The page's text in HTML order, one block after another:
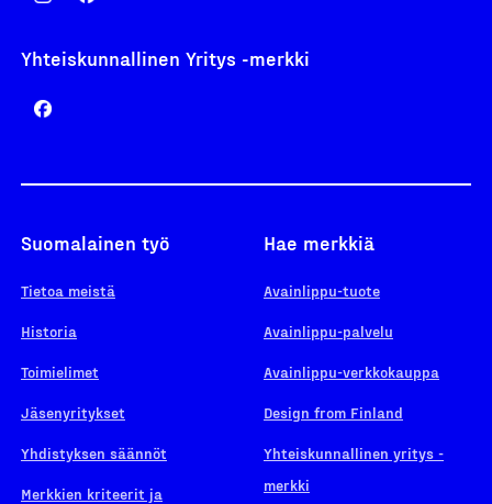
Yhteiskunnallinen Yritys -merkki
Suomalainen työ
Tietoa meistä
Historia
Toimielimet
Jäsenyritykset
Yhdistyksen säännöt
Merkkien kriteerit ja
Hae merkkiä
Avainlippu-tuote
Avainlippu-palvelu
Avainlippu-verkkokauppa
Design from Finland
Yhteiskunnallinen yritys -
merkki